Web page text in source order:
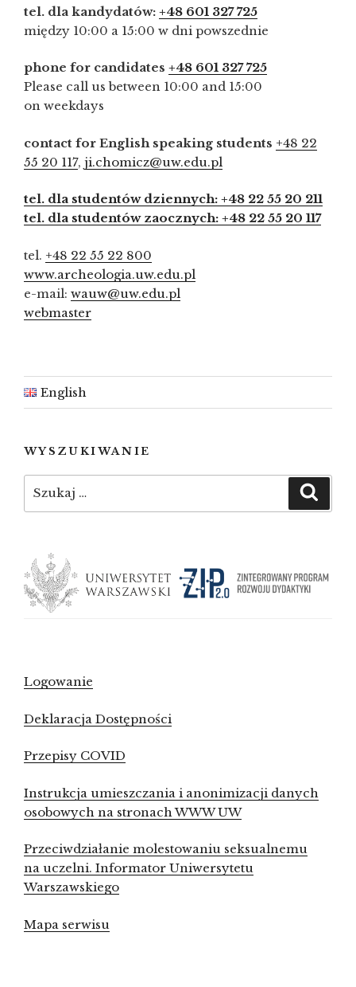
tel. dla kandydatów: +48 601 327 725
między 10:00 a 15:00 w dni powszednie
phone for candidates +48 601 327 725
Please call us between 10:00 and 15:00
on weekdays
contact for English speaking students +48 22
55 20 117, ji.chomicz@uw.edu.pl
tel. dla studentów dziennych: +48 22 55 20 211
tel. dla studentów zaocznych: +48 22 55 20 117
tel. +48 22 55 22 800
www.archeologia.uw.edu.pl
e-mail: wauw@uw.edu.pl
webmaster
English
WYSZUKIWANIE
Szukaj:
Logowanie
Deklaracja Dostępności
Przepisy COVID
Instrukcja umieszczania i anonimizacji danych
osobowych na stronach WWW UW
Przeciwdziałanie molestowaniu seksualnemu
na uczelni. Informator Uniwersytetu
Warszawskiego
Mapa serwisu